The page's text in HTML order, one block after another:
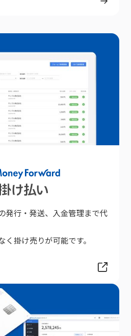
発行・発送、入金管理まで代
く掛け売りが可能です。